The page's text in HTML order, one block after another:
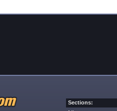
Sections: